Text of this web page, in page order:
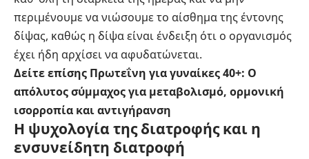
περιμένουμε να νιώσουμε το αίσθημα της έντονης
δίψας, καθώς η δίψα είναι ένδειξη ότι ο οργανισμός
έχει ήδη αρχίσει να αφυδατώνεται.
Δείτε επίσης Πρωτεΐνη για γυναίκες 40+: Ο
απόλυτος σύμμαχος για μεταβολισμό, ορμονική
ισορροπία και αντιγήρανση
Η ψυχολογία της διατροφής και η
ενσυνείδητη διατροφή